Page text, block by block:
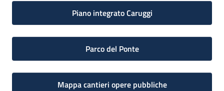
Piano integrato Caruggi
Parco del Ponte
Mappa cantieri opere pubbliche